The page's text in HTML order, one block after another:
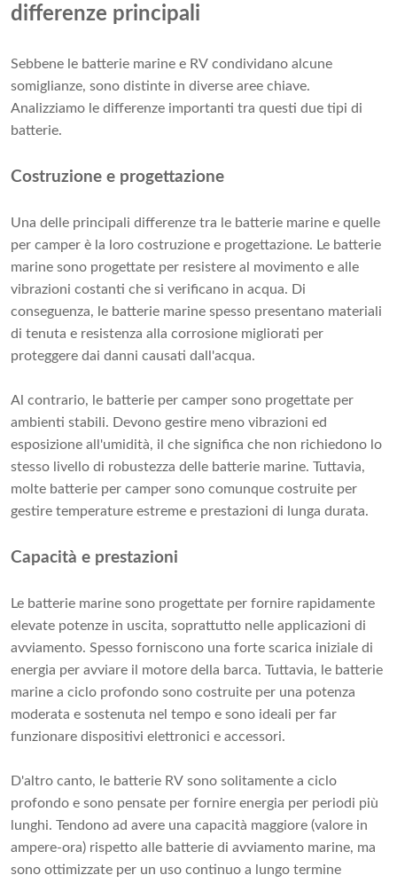
differenze principali
Sebbene le batterie marine e RV condividano alcune
somiglianze, sono distinte in diverse aree chiave.
Analizziamo le differenze importanti tra questi due tipi di
batterie.
Costruzione e progettazione
Una delle principali differenze tra le batterie marine e quelle
per camper è la loro costruzione e progettazione. Le batterie
marine sono progettate per resistere al movimento e alle
vibrazioni costanti che si verificano in acqua. Di
conseguenza, le batterie marine spesso presentano materiali
di tenuta e resistenza alla corrosione migliorati per
proteggere dai danni causati dall'acqua.
Al contrario, le batterie per camper sono progettate per
ambienti stabili. Devono gestire meno vibrazioni ed
esposizione all'umidità, il che significa che non richiedono lo
stesso livello di robustezza delle batterie marine. Tuttavia,
molte batterie per camper sono comunque costruite per
gestire temperature estreme e prestazioni di lunga durata.
Capacità e prestazioni
Le batterie marine sono progettate per fornire rapidamente
elevate potenze in uscita, soprattutto nelle applicazioni di
avviamento. Spesso forniscono una forte scarica iniziale di
energia per avviare il motore della barca. Tuttavia, le batterie
marine a ciclo profondo sono costruite per una potenza
moderata e sostenuta nel tempo e sono ideali per far
funzionare dispositivi elettronici e accessori.
D'altro canto, le batterie RV sono solitamente a ciclo
profondo e sono pensate per fornire energia per periodi più
lunghi. Tendono ad avere una capacità maggiore (valore in
ampere-ora) rispetto alle batterie di avviamento marine, ma
sono ottimizzate per un uso continuo a lungo termine